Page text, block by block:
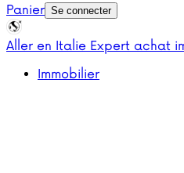
Panier Se connecter
Aller en Italie Expert achat
Immobilier